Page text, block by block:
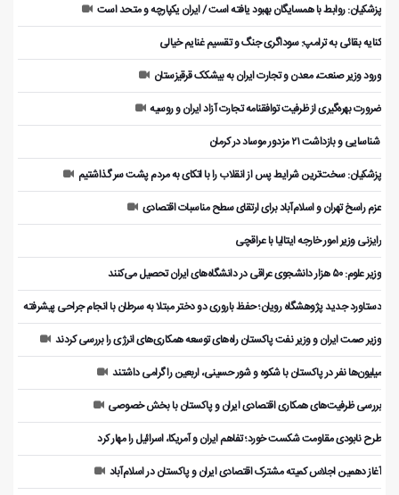
پزشکیان: روابط با همسایگان بهبود یافته است / ایران یکپارچه و متحد است
کنایه بقائی به ترامپ: سوداگری جنگ و تقسیم غنایم خیالی
ورود وزیر صنعت، معدن و تجارت ایران به بیشکک قرقیزستان
ضرورت بهره‌گیری از ظرفیت توافقنامه تجارت آزاد ایران و روسیه
️ شناسایی و بازداشت ۲۱ مزدور موساد در کرمان
پزشکیان: سخت‌ترین شرایط پس از انقلاب را با اتکای به مردم پشت سر گذاشتیم
عزم راسخ تهران و اسلام‌آباد برای ارتقای سطح مناسبات اقتصادی
رایزنی وزیر امور خارجه ایتالیا با عراقچی
وزیر علوم: ۵۰ هزار دانشجوی عراقی در دانشگاه‌های ایران تحصیل می‌کنند
دستاورد جدید پژوهشگاه رویان؛ حفظ باروری دو دختر مبتلا به سرطان با انجام جراحی پیشرفته
وزیر صمت ایران و وزیر نفت پاکستان راه‌های توسعه همکاری‌های انرژی را بررسی کردند
میلیون‌ها نفر در پاکستان با شکوه و شور حسینی، اربعین را گرامی داشتند
بررسی ظرفیت‌های همکاری اقتصادی ایران و پاکستان با بخش خصوصی
طرح نابودی مقاومت شکست خورد؛ تفاهم ایران و آمریکا، اسرائیل را مهار کرد
آغاز دهمین اجلاس کمیته مشترک اقتصادی ایران و پاکستان در اسلام‌آباد